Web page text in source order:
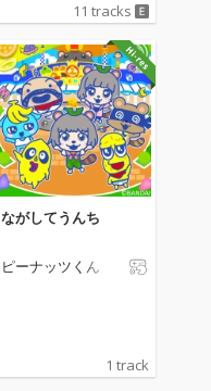
漢 a.k.a. GAMI、PUNP
EE、Elle Terea、Kamu
i、幾田りら、Daoko、
ファイルーズあい、魔
界ノりりむ、轟はじめ
と各界の才能が結集。
サウンドは、初参加と
なるtofubeatsやYohji I
garashiをはじめ、多
彩なプロデューサー陣
によって豊かに彩られ
でもピーナッツくんと
ックス／マスタリング
11 tracks
ながしてうんち
ピーナッツくん
1 track